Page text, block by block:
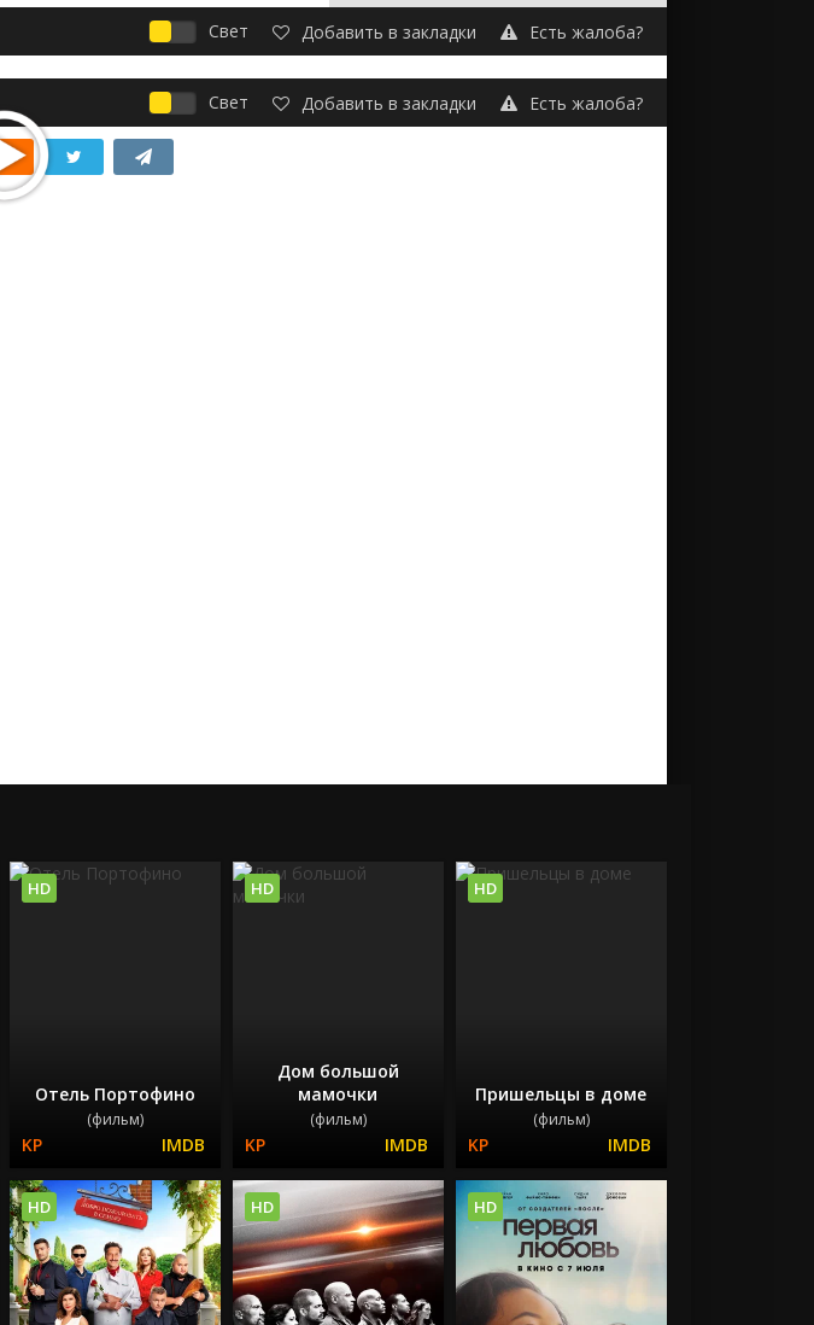
Свет Добавить в закладки Есть жалоба?
Свет Добавить в закладки Есть жалоба?
Отель Портофино
(фильм)
HD
Дом большой
мамочки
(фильм)
HD
Пришельцы в доме
(фильм)
HD
HD HD HD